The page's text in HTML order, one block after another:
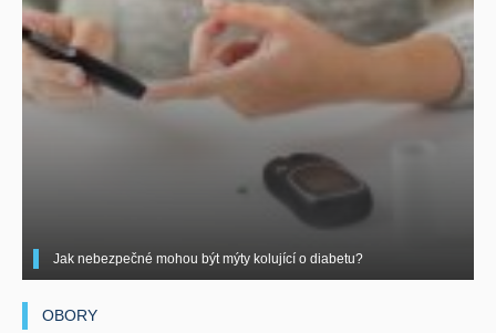
Jak nebezpečné mohou být mýty kolující o diabetu?
OBORY